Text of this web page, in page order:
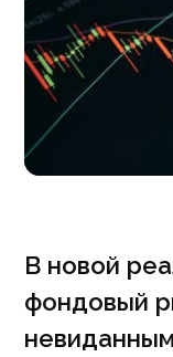
В новой
фондовый